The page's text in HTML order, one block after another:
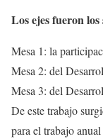
Los ejes fueron los
Mesa 1: la
Mesa 2: del
Mesa 3: del
De este trabajo
para el trabajo